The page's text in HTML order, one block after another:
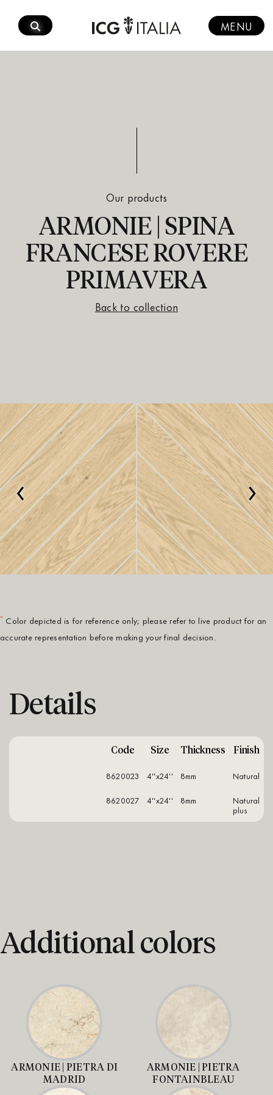
content
MENU
Our products
ARMONIE | SPINA
FRANCESE ROVERE
PRIMAVERA
Back to collection
‹ ›
* Color depicted is for reference only; please refer to live product for an
accurate representation before making your final decision.
Details
Code Size Thickness Finish
8620023 4''x24'' 8mm
natural
8620027
4''x24'' 8mm
natural
plus
Additional colors
ARMONIE | PIETRA DI
MADRID
ARMONIE | PIETRA
FONTAINBLEAU